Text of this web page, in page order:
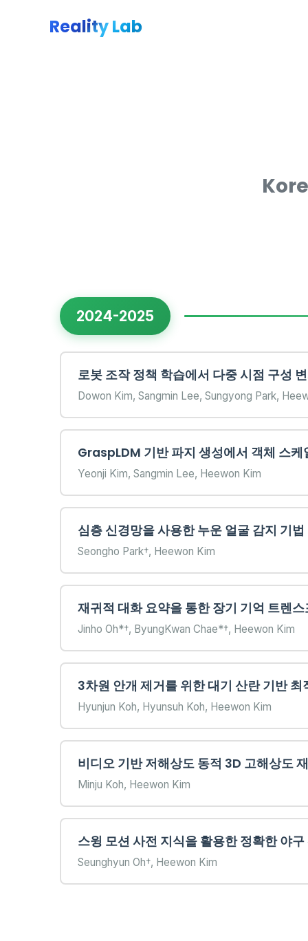
Reality Lab
2024-2025
로봇 조작 정책 학습에서 다중 시점 구성
Dowon Kim, Sangmin Lee, Sungyong Park,
GraspLDM 기반 파지 생성에서 객체 스케
Yeonji Kim, Sangmin Lee, Heewon Kim
심층 신경망을 사용한 누운 얼굴 감지 기법
Seongho Park†, Heewon Kim
재귀적 대화 요약을 통한 장기 기억 트렌스
Jinho Oh*†, ByungKwan Chae*†, Heewon Kim
3차원 안개 제거를 위한 대기 산란 기반 최
Hyunjun Koh, Hyunsuh Koh, Heewon Kim
비디오 기반 저해상도 동적 3D 고해상도
Minju Koh, Heewon Kim
스윙 모션 사전 지식을 활용한 정확한 야
Seunghyun Oh†, Heewon Kim